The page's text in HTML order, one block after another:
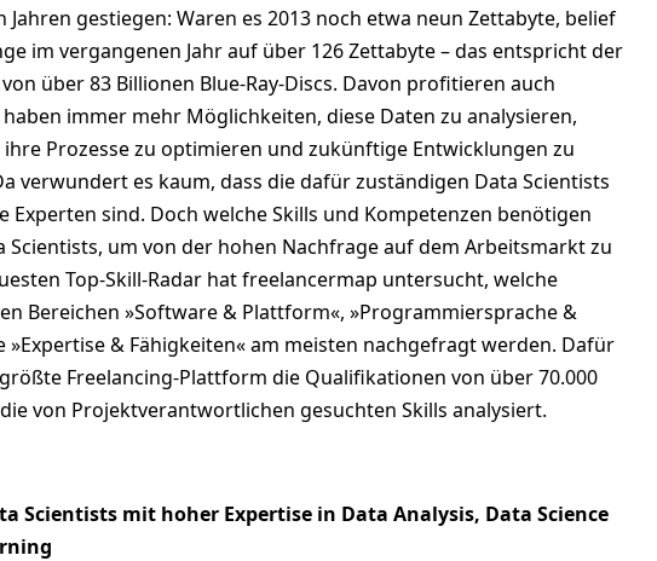
Jahren gestiegen: Waren es 2013 noch etwa neun Zettabyte, belief
im vergangenen Jahr auf über 126 Zettabyte – das entspricht der
über 83 Billionen Blue-Ray-Discs. Davon profitieren auch
immer mehr Möglichkeiten, diese Daten zu analysieren,
Prozesse zu optimieren und zukünftige Entwicklungen zu
verwundert es kaum, dass die dafür zuständigen Data Scientists
Experten sind. Doch welche Skills und Kompetenzen benötigen
um von der hohen Nachfrage auf dem Arbeitsmarkt zu
Top-Skill-Radar hat freelancermap untersucht, welche
Bereichen »Software & Plattform«, »Programmiersprache &
»Expertise & Fähigkeiten« am meisten nachgefragt werden. Dafür
Freelancing-Plattform die Qualifikationen von über 70.000
von Projektverantwortlichen gesuchten Skills analysiert.
Scientists mit hoher Expertise in Data Analysis, Data Science